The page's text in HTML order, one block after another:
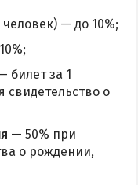
человек) — до 10%;
билет за 1
свидетельство о
— 50% при
о рождении,